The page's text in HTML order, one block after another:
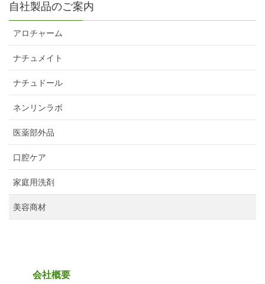
自社製品のご案内
アロチャーム
ナチュメイト
ナチュドール
ネンリンラボ
医薬部外品
口腔ケア
家庭用洗剤
美容商材
会社概要